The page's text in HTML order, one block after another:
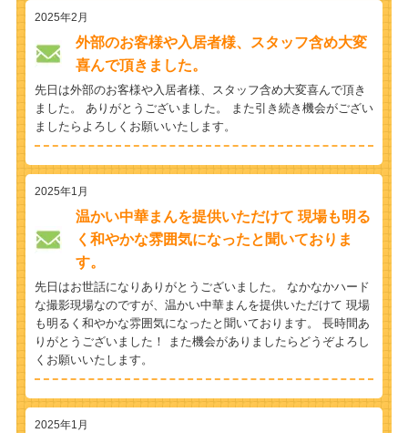
2025年2月
外部のお客様や入居者様、スタッフ含め大変
喜んで頂きました。
先日は外部のお客様や入居者様、スタッフ含め大変喜んで頂き
ました。 ありがとうございました。 また引き続き機会がござい
ましたらよろしくお願いいたします。
2025年1月
温かい中華まんを提供いただけて 現場も明る
く和やかな雰囲気になったと聞いておりま
す。
先日はお世話になりありがとうございました。 なかなかハード
な撮影現場なのですが、温かい中華まんを提供いただけて 現場
も明るく和やかな雰囲気になったと聞いております。 長時間あ
りがとうございました！ また機会がありましたらどうぞよろし
くお願いいたします。
2025年1月